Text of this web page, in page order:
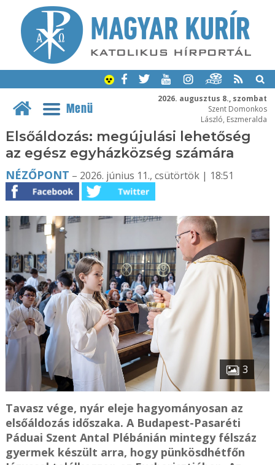
2026. augusztus 8., szombat
Szent Domonkos
László, Eszmeralda
Menü
Elsőáldozás: megújulási lehetőség
az egész egyházközség számára
NÉZŐPONT – 2026. június 11., csütörtök | 18:51
3
Tavasz vége, nyár eleje hagyományosan az
elsőáldozás időszaka. A Budapest-Pasaréti
Páduai Szent Antal Plébánián mintegy félszáz
gyermek készült arra, hogy pünkösdhétfőn